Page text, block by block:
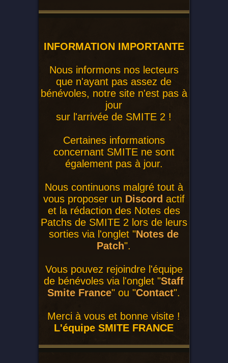
INFORMATION IMPORTANTE
Nous informons nos lecteurs
que n'ayant pas assez de
bénévoles, notre site n'est pas à
jour
sur l'arrivée de SMITE 2 !
Certaines informations
concernant SMITE ne sont
également pas à jour.
Nous continuons malgré tout à
vous proposer un Discord actif
et la rédaction des Notes des
Patchs de SMITE 2 lors de leurs
sorties via l'onglet "Notes de
Patch".
Vous pouvez rejoindre l'équipe
de bénévoles via l'onglet "Staff
Smite France" ou "Contact".
Merci à vous et bonne visite !
L'équipe SMITE FRANCE